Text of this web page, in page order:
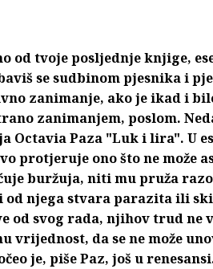
od tvoje posljednje knjige,
se sudbinom pjesnika i
zanimanje, ako je ikad i
zanimanjem, poslom.
Octavia Paza "Luk i lira". U
protjeruje ono što ne može
buržuja, niti mu pruža
njega stvara parazita ili
od svog rada, njihov trud ne
vrijednost, da se ne može
je, piše Paz, još u